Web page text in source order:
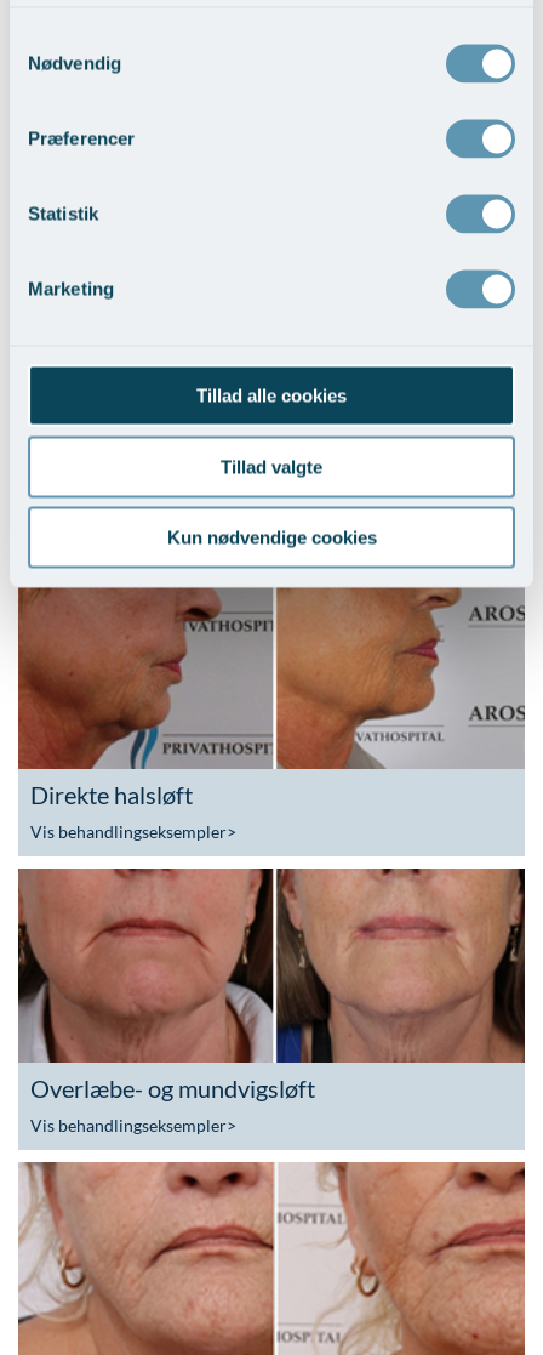
Nødvendig
Præferencer
Statistik
Marketing
Tillad alle cookies
Tillad valgte
Kun nødvendige cookies
Trådløft ansigt
Indirekte halsløft
Vis behandlingseksempler>
Direkte halsløft
Vis behandlingseksempler>
Overlæbe- og mundvigsløft
Vis behandlingseksempler>